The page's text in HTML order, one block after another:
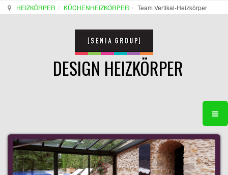
HEIZKÖRPER KÜCHENHEIZKÖRPER Team Vertikal-Heizkörper
DESIGN HEIZKÖRPER